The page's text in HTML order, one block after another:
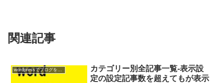
関連記事
カテゴリー別全記事一覧-表示設
定の設定記事数を超えてもが表示